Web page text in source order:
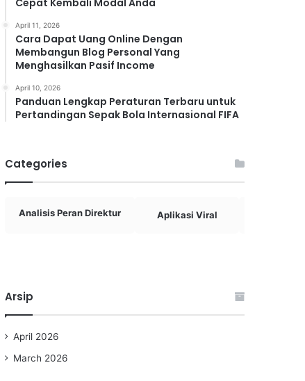
Cepat Kembali Modal Anda
April 11, 2026
Cara Dapat Uang Online Dengan
Membangun Blog Personal Yang
Menghasilkan Pasif Income
April 10, 2026
Panduan Lengkap Peraturan Terbaru untuk
Pertandingan Sepak Bola Internasional FIFA
Categories
Analisis Peran Direktur Aplikasi Viral
Arsip
April 2026
March 2026